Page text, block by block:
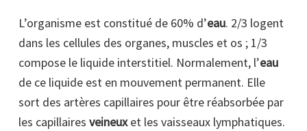
L’organisme est constitué de 60% d’eau. 2/3 logent
dans les cellules des organes, muscles et os ; 1/3
compose le liquide interstitiel. Normalement, l’eau
de ce liquide est en mouvement permanent. Elle
sort des artères capillaires pour être réabsorbée par
les capillaires veineuxet les vaisseaux lymphatiques.